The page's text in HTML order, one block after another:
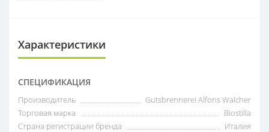
Характеристики
СПЕЦИФИКАЦИЯ
Производитель
Gutsbrennerei Alfons Walcher
Торговая марка
Biostilla
Страна регистрации бренда
Италия